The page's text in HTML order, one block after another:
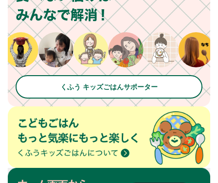
くふう キッズごはんサポーター